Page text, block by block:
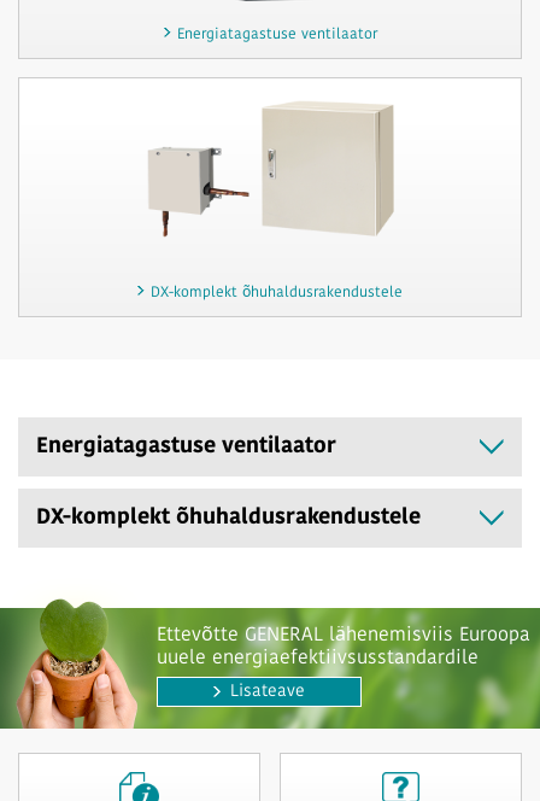
Energiatagastuse ventilaator
DX-komplekt õhuhaldusrakendustele
Energiatagastuse ventilaator
DX-komplekt õhuhaldusrakendustele
Ettevõtte GENERAL lähenemisviis Euroopa
uuele energiaefektiivsusstandardile
Lisateave